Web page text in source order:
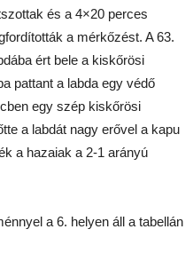
és a 4×20 perces
a mérkőzést. A 63.
ért bele a kiskőrösi
pattant a labda egy védő
egy szép kiskőrösi
a labdát nagy erővel a kapu
a hazaiak a 2-1 arányú
a 6. helyen áll a tabellán